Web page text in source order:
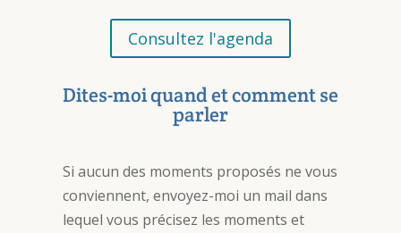
Consultez l'agenda
Dites-moi quand et comment se
parler
Si aucun des moments proposés ne vous
conviennent, envoyez-moi un mail dans
lequel vous précisez les moments et